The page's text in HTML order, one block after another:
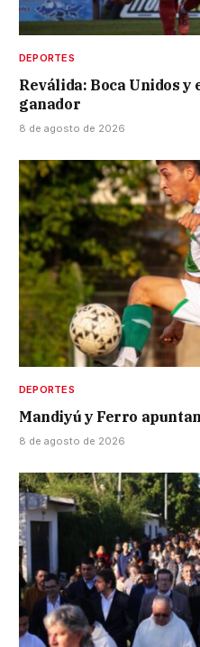
DEPORTES
Reválida: Boca Unidos
ganador
8 de agosto de 2026
DEPORTES
Mandiyú y Ferro
8 de agosto de 2026